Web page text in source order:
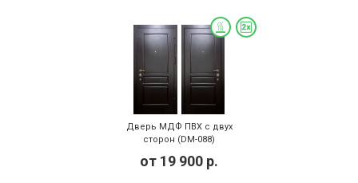
Дверь МДФ ПВХ с двух
сторон (DM-088)
от 19 900 р.